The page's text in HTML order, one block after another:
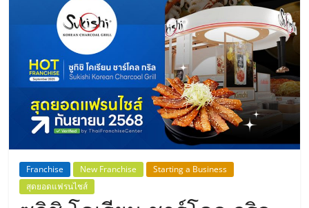
แห่ง
ประเทศไทย,
ThaiSMEsCenter,
รวม
ธุรกิจ
Franchise New Franchise
Starting a Business
สุดยอดแฟรนไชส์